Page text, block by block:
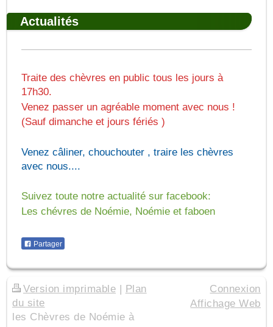
Actualités
Traite des chèvres en public tous les jours à
17h30.
Venez passer un agréable moment avec nous !
(Sauf dimanche et jours fériés )
Venez câliner, chouchouter , traire les chèvres
avec nous....
Suivez toute notre actualité sur facebook:
Les chévres de Noémie, Noémie et faboen
Partager
Version imprimable | Plan
du site
les Chèvres de Noémie à
Connexion
Affichage Web